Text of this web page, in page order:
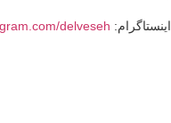
delveseh